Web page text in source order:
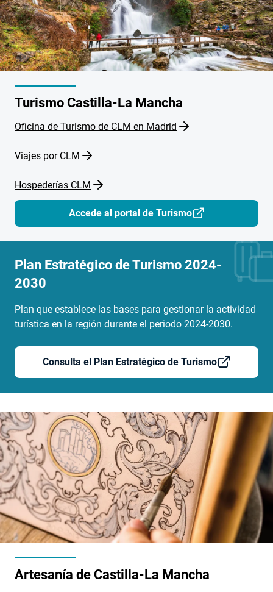
Turismo Castilla-La Mancha
Oficina de Turismo de CLM en Madrid
Viajes por CLM
Hospederías CLM
Accede al portal de Turismo
Plan Estratégico de Turismo 2024-
2030
Plan que establece las bases para gestionar la actividad
turística en la región durante el periodo 2024-2030.
Consulta el Plan Estratégico de Turismo
Artesanía de Castilla-La Mancha